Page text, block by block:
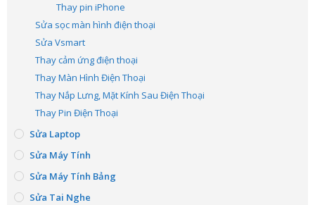
Thay pin iPhone
Sửa sọc màn hình điện thoại
Sửa Vsmart
Thay cảm ứng điện thoại
Thay Màn Hình Điện Thoại
Thay Nắp Lưng, Mặt Kính Sau Điện Thoại
Thay Pin Điện Thoại
Sửa Laptop
Sửa Máy Tính
Sửa Máy Tính Bảng
Sửa Tai Nghe